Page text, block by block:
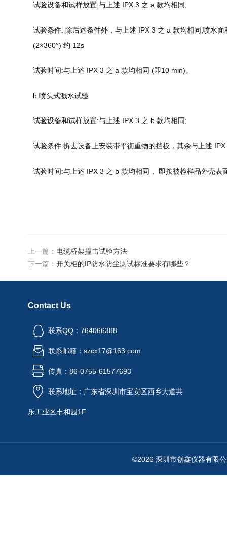
试验设备和试样放置:与上述 IPX 3 之 a 款均相同;
试验条件: 除后述条件外，与上述 IPX 3 之 a 款均相同;喷水
(2×360°) 约 12s
试验时间:与上述 IPX 3 之 a 款均相同 (即10 min)。
b.喷头式溅水试验
试验设备和试样放置:与上述 IPX 3 之 b 款均相同;
试验条件:拆去设备上安装带平衡重物的挡板，其余与上述
试验时间:与上述 IPX 3 之 b 款均相同， 即按被检样品外壳
上一篇： 电缆桥架撞击试验方法
下一篇： 开关柜的IP防水防尘测试标准要求有哪些？
Contact Us
联系QQ：764066388
联系邮箱：szcx17@163.com
传真：86-0755-61577693
联系地址：广东省深圳市宝安区西乡大道共
乐工业区丰和园1F
©2026 深圳市创鑫仪器有限